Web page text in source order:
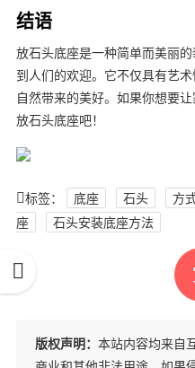
结语
放石头底座是一种简单而美丽
到人们的欢迎。它不仅具有艺
自然带来的美好。如果你想要
放石头底座吧！
标签： 底座 石头 方
座
石头安装底座方法
版权声明： 本站内容均来自